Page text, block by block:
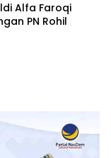
Alfa Faroqi
PN Rohil